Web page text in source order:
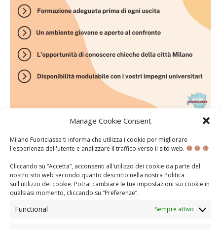
Manage Cookie Consent
Milano Fuoriclasse ti informa che utilizza i cookie per migliorare
l'esperienza dell'utente e analizzare il traffico verso il sito web.
Cliccando su “Accetta“, acconsenti all'utilizzo dei cookie da parte del
nostro sito web secondo quanto descritto nella nostra Politica
sull'utilizzo dei cookie. Potrai cambiare le tue impostazioni sui cookie in
qualsiasi momento, cliccando su “Preferenze”.
Functional Sempre attivo
Scopri di più sul nostro canale Instagram: link disponibile in
homepage del sito!
Candidati qui!
Inoltra qui il tuo CV o la tua lettera di presentazione… O
entrambi!